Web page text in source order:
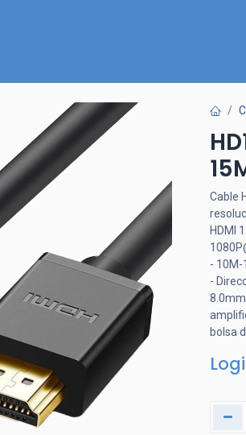
Cable
HDMI
- 10M-
-
8.0mm
bolsa